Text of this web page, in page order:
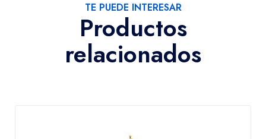
TE PUEDE INTERESAR
Productos
relacionados